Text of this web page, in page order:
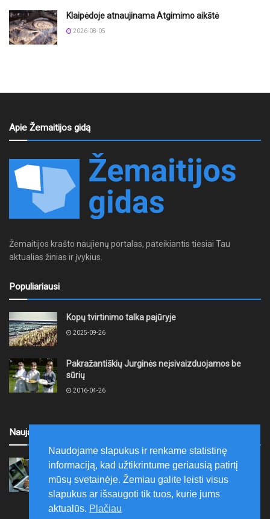
Klaipėdoje atnaujinama Atgimimo aikštė
2026-08-05
Apie Žemaitijos gidą
Žemaitijos krašto naujienų portalas, pateikiantis tiesiai Tau
aktualias žinias ir įvykius.
Populiariausi
Kopų tvirtinimo talka pajūryje
2025-09-26
Pakražantiškių Jurginės neįsivaizduojamos be
sūrių
2016-04-26
Naujausi
Ryšių reguliavimo tarnyba kviečia stiprinti
skaitmeninį raštingumą – pristatomos
nemokamos skaitmeninės pamokos
Naudojame slapukus ir renkame statistinę
informaciją, kad užtikrintume geriausią patirtį
mūsų svetainėje. Žemiau galite leisti visus
slapukus ar išsaugoti tik tuos, kurie jums
aktualūs. Plačiau